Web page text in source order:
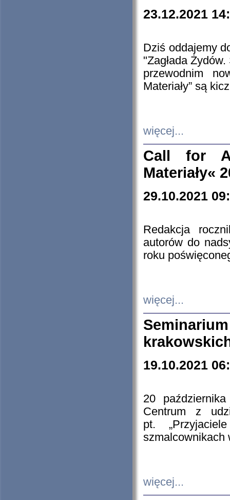
23.12.2021
Dziś oddajemy
"Zagłada
przewodnim
Materiały” są
więcej...
Call for
Materiały«
29.10.2021
Redakcja
autorów do
roku
więcej...
19.10.2021
20
Centrum z
pt.
szmalcownikach
więcej...